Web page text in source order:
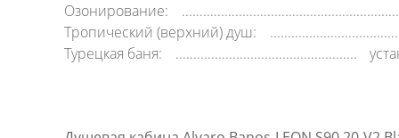
Озонирование:
Тропический (верхний) душ:
Турецкая баня: